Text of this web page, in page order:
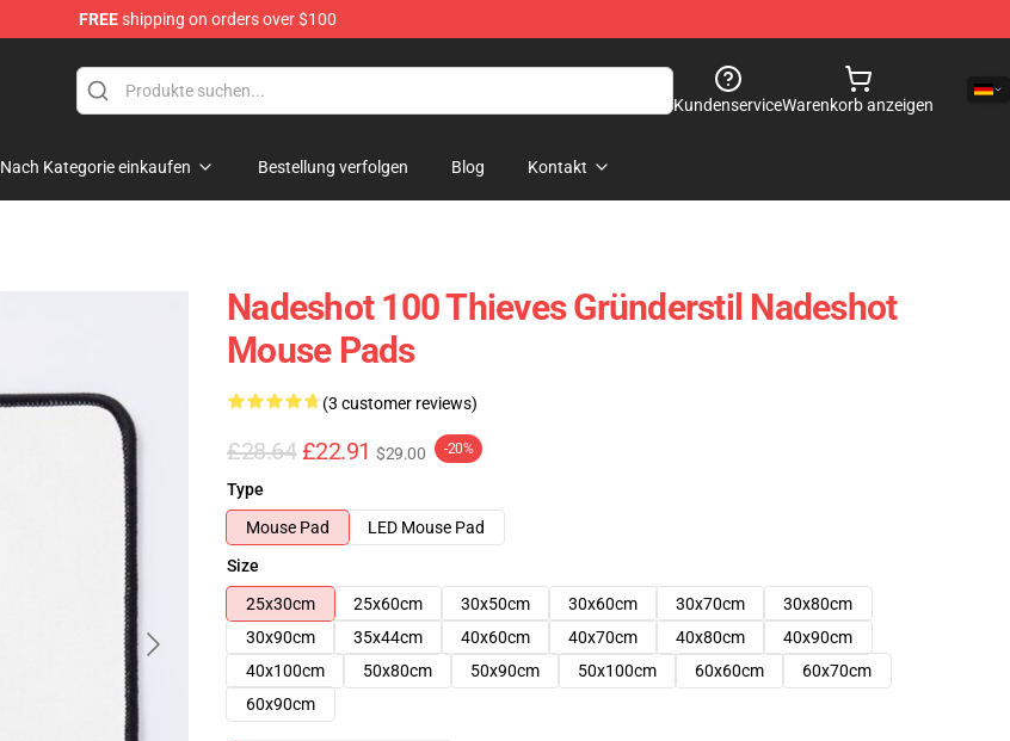
FREEshipping on orders over $100
KundenserviceWarenkorb anzeigen
Nach Kategorie einkaufen Bestellung verfolgen Blog Kontakt
Nadeshot 100 Thieves Gründerstil Nadeshot
Mouse Pads
(3 customer reviews)
£28.64 £22.91 $29.00 -20%
Type
Mouse Pad
LED Mouse Pad
Size
25x30cm
25x60cm 30x50cm 30x60cm 30x70cm
30x80cm
30x90cm
35x44cm 40x60cm 40x70cm 40x80cm
40x90cm
40x100cm
50x80cm 50x90cm 50x100cm 60x60cm
60x70cm
60x90cm